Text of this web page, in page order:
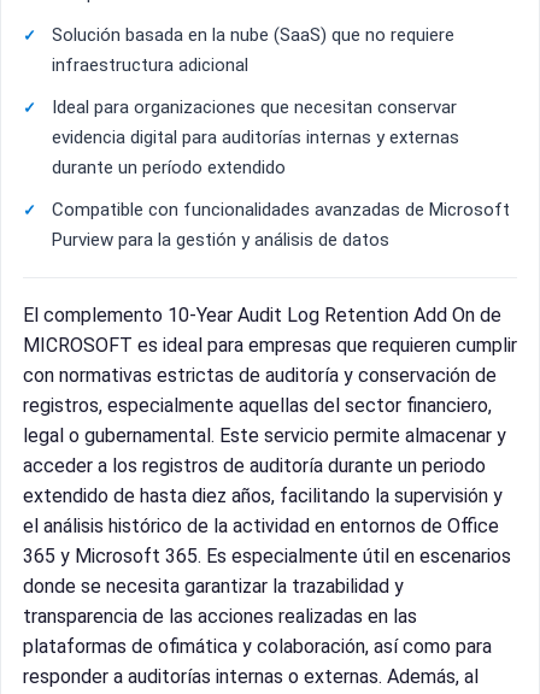
Solución basada en la nube (SaaS) que no requiere
infraestructura adicional
Ideal para organizaciones que necesitan conservar
evidencia digital para auditorías internas y externas
durante un período extendido
Compatible con funcionalidades avanzadas de Microsoft
Purview para la gestión y análisis de datos
El complemento 10-Year Audit Log Retention Add On de
MICROSOFT es ideal para empresas que requieren cumplir
con normativas estrictas de auditoría y conservación de
registros, especialmente aquellas del sector financiero,
legal o gubernamental. Este servicio permite almacenar y
acceder a los registros de auditoría durante un periodo
extendido de hasta diez años, facilitando la supervisión y
el análisis histórico de la actividad en entornos de Office
365 y Microsoft 365. Es especialmente útil en escenarios
donde se necesita garantizar la trazabilidad y
transparencia de las acciones realizadas en las
plataformas de ofimática y colaboración, así como para
responder a auditorías internas o externas. Además, al